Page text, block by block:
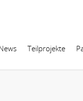
Teilprojekte